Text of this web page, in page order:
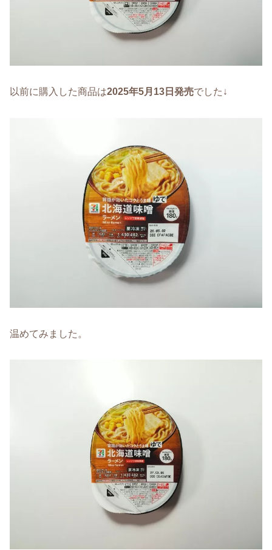
以前に購入した商品は2025年5月13日発売でした↓
温めてみました。